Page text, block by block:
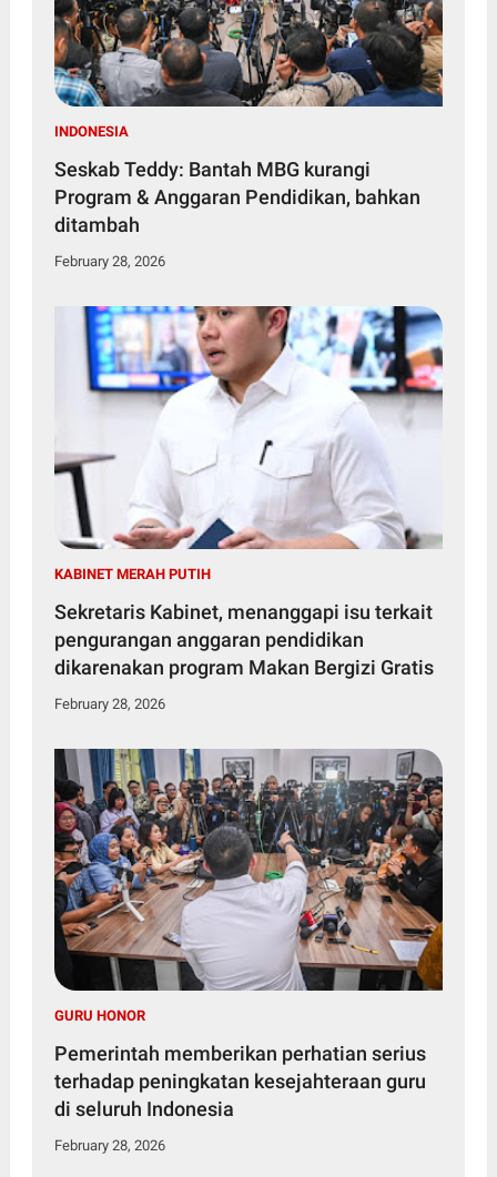
INDONESIA
Seskab Teddy: Bantah MBG kurangi
Program & Anggaran Pendidikan, bahkan
ditambah
February 28, 2026
KABINET MERAH PUTIH
Sekretaris Kabinet, menanggapi isu terkait
pengurangan anggaran pendidikan
dikarenakan program Makan Bergizi Gratis
February 28, 2026
GURU HONOR
Pemerintah memberikan perhatian serius
terhadap peningkatan kesejahteraan guru
di seluruh Indonesia
February 28, 2026